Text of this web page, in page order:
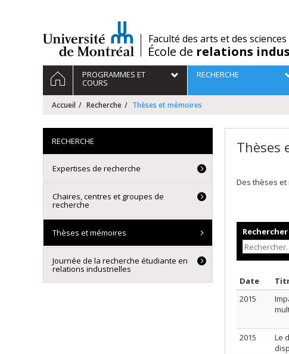
/Faculté des arts et des sciences
École de relations
Navigation
principale
ACCUEILPROGRAMMES ET
COURS
RECHERCHE
Accueil Recherche Thèses et mémoires
Thèses
Des thèses
Date Trier
2015
2015
Le
RECHERCHE
Expertises de recherche
Chaires, centres et groupes de
recherche
Thèses et mémoires
Journée de la recherche étudiante en
relations industrielles